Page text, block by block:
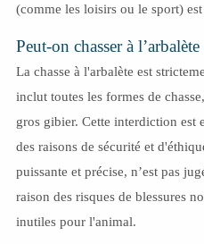
(comme les loisirs ou le sport)
Peut-on chasser à
La chasse à l'arbalète est
inclut toutes les formes de
gros gibier. Cette interdiction est
des raisons de sécurité et
puissante et précise, n’est pas
raison des risques de blessures
inutiles pour l'animal.